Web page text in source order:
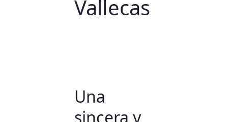
Vallecas
Una
sincera y